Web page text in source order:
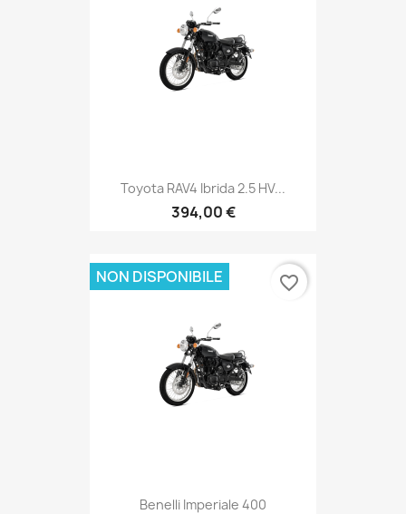
Toyota RAV4 Ibrida 2.5 HV...
394,00 €
Benelli Imperiale 400
NON DISPONIBILE favorite_border